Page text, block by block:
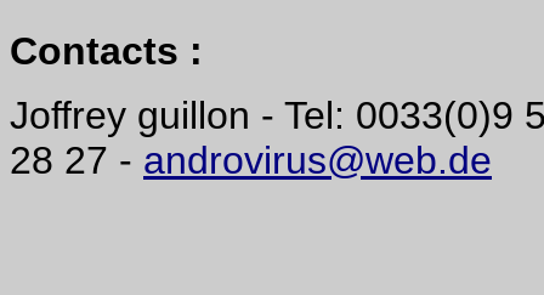
Contacts :
Joffrey guillon - Tel: 0033(0)9
28 27 - androvirus@web.de